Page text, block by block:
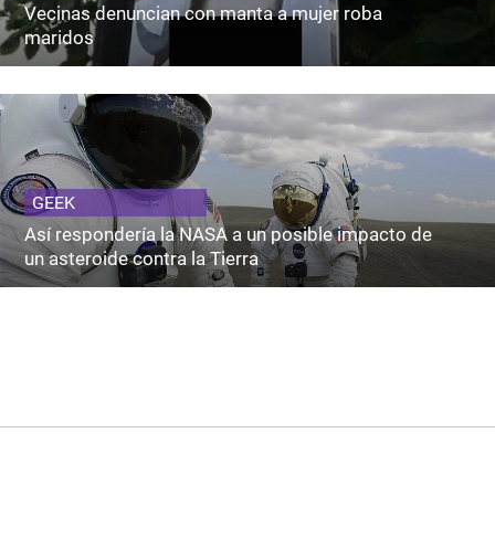
Vecinas denuncian con manta a mujer roba
maridos
GEEK
Así respondería la NASA a un posible impacto de
un asteroide contra la Tierra